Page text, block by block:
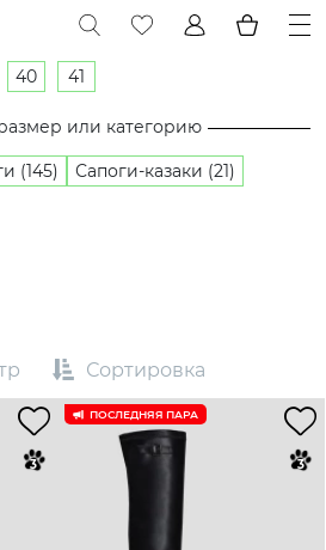
40 41
или категорию
(145)
Сапоги-казаки (21)
Сортировка
ПОСЛЕДНЯЯ ПАРА